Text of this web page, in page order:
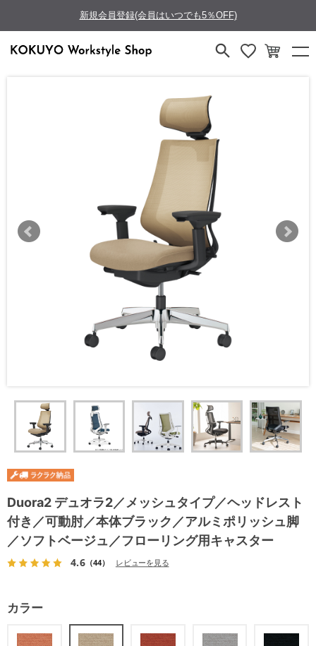
新規会員登録(会員はいつでも5％OFF)
Duora2 デュオラ2／メッシュタイプ／ヘッドレスト
付き／可動肘／本体ブラック／アルミポリッシュ脚
／ソフトベージュ／フローリング用キャスター
4.6（44） レビューを見る
カラー